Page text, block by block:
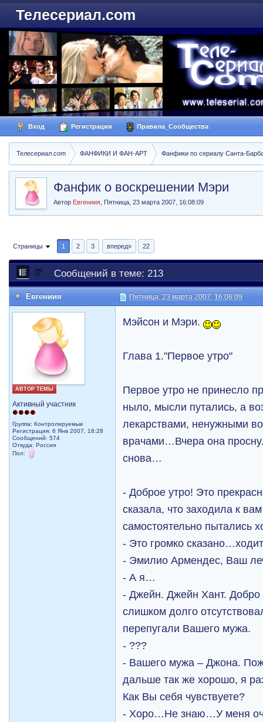
Телесериал.com
Вход Регистрация Правила_Сообщества
Телесериал.com ФАНФИКИ И ФАН-АРТ Фанфики по сериалу Санта-
Фанфик о воскрешении Мэри
Автор Евгениия ,Пятница, 23 марта 2007, 16:08:09
Страницы 1 2 3 вперед» 22
Сообщений в теме: 213
Евгениия Пятница, 23 марта 2007, 16:08:09
АВТОР ТЕМЫ
Активный участник
Группа: Контролируемые
Регистрация: 6 Янв 2007, 18:28
Сообщений: 574
Откуда: Рoccия
Пол:
Мэйсон и Мэри.
Глава 1."Первое утро"
Первое утро не принесло
ныло, мысли путались, а
лекарствами, ненужными
врачами…Вчера она
снова…
- Доброе утро! Это
сказала, что заходила к
самостоятельно пытались
- Это громко
- Эмилио Армендес, Ваш
- А я…
- Джейн. Джейн Хант.
слишком долго
перепугали Вашего мужа.
- ???
- Вашего мужа – Джона.
дальше так же хорошо, я
Как Вы себя чувствуете?
- Хоро…Не знаю…У меня